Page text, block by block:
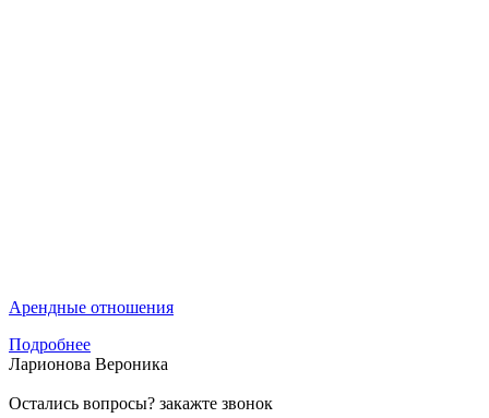
Арендные отношения
Подробнее
Ларионова Вероника
Остались вопросы? закажте звонок